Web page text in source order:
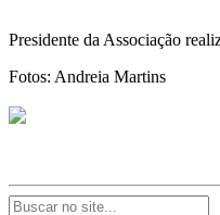
Presidente da Associação
Fotos: Andreia Martins